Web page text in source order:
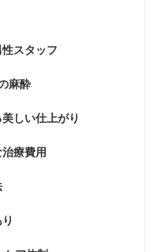
性スタッフ
麻酔
しい仕上がり
療費用